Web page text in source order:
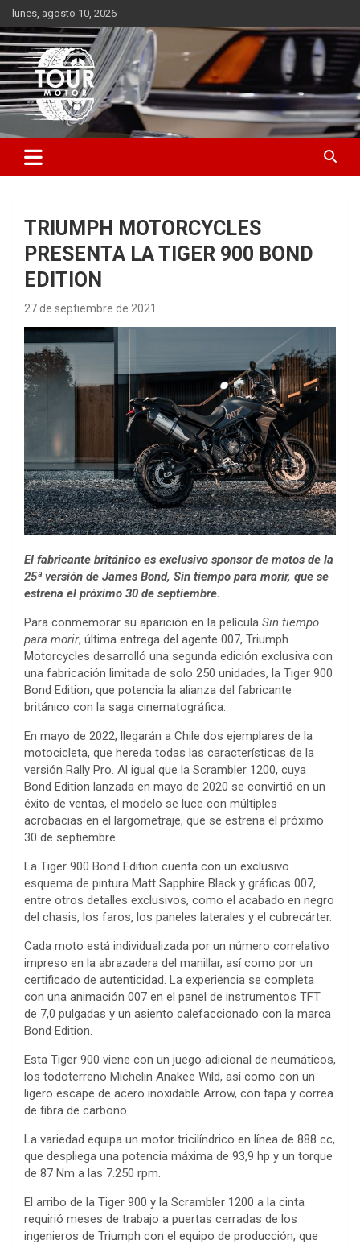
Saltar
al
contenido
lunes, agosto 10, 2026
Tour Motor
Plataforma de contenido audiovisual para el sector automotriz
TRIUMPH MOTORCYCLES
PRESENTA LA TIGER 900 BOND
EDITION
27 de septiembre de 2021
El fabricante británico es exclusivo sponsor de motos de la
25ª versión de James Bond, Sin tiempo para morir, que se
estrena el próximo 30 de septiembre.
Para conmemorar su aparición en la película Sin tiempo
para morir, última entrega del agente 007, Triumph
Motorcycles desarrolló una segunda edición exclusiva con
una fabricación limitada de solo 250 unidades, la Tiger 900
Bond Edition, que potencia la alianza del fabricante
británico con la saga cinematográfica.
En mayo de 2022, llegarán a Chile dos ejemplares de la
motocicleta, que hereda todas las características de la
versión Rally Pro. Al igual que la Scrambler 1200, cuya
Bond Edition lanzada en mayo de 2020 se convirtió en un
éxito de ventas, el modelo se luce con múltiples
acrobacias en el largometraje, que se estrena el próximo
30 de septiembre.
La Tiger 900 Bond Edition cuenta con un exclusivo
esquema de pintura Matt Sapphire Black y gráficas 007,
entre otros detalles exclusivos, como el acabado en negro
del chasis, los faros, los paneles laterales y el cubrecárter.
Cada moto está individualizada por un número correlativo
impreso en la abrazadera del manillar, así como por un
certificado de autenticidad. La experiencia se completa
con una animación 007 en el panel de instrumentos TFT
de 7,0 pulgadas y un asiento calefaccionado con la marca
Bond Edition.
Esta Tiger 900 viene con un juego adicional de neumáticos,
los todoterreno Michelin Anakee Wild, así como con un
ligero escape de acero inoxidable Arrow, con tapa y correa
de fibra de carbono.
La variedad equipa un motor tricilíndrico en línea de 888 cc,
que despliega una potencia máxima de 93,9 hp y un torque
de 87 Nm a las 7.250 rpm.
El arribo de la Tiger 900 y la Scrambler 1200 a la cinta
requirió meses de trabajo a puertas cerradas de los
ingenieros de Triumph con el equipo de producción, que